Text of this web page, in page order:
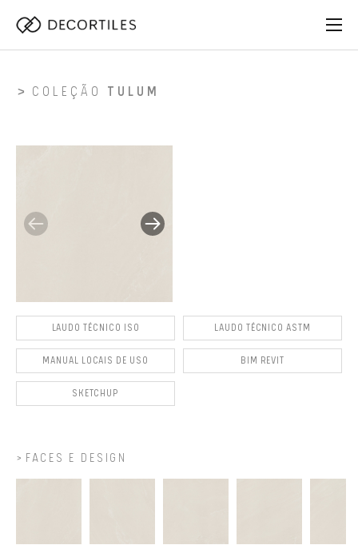
COLEÇÃO TULUM
LAUDO TÉCNICO ISO LAUDO TÉCNICO ASTM
MANUAL LOCAIS DE USO BIM REVIT
SKETCHUP
FACES E DESIGN